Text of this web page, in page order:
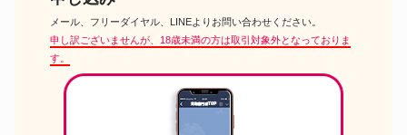
ロアシート付 ノルディスク ウト
ガルド
キャンプ・アウトドア用品
ヴェイパラックス灯油ランタン
キャンプ・アウトドア用品
スノーピークテントランドロッ
クM アイボリー
Tilley ティリー16. 灯油ランタン
メール、フリーダイヤル、LINEよりお問い合わせください。
申し訳ございませんが、18歳未満の方は取引対象外となっておりま
す。